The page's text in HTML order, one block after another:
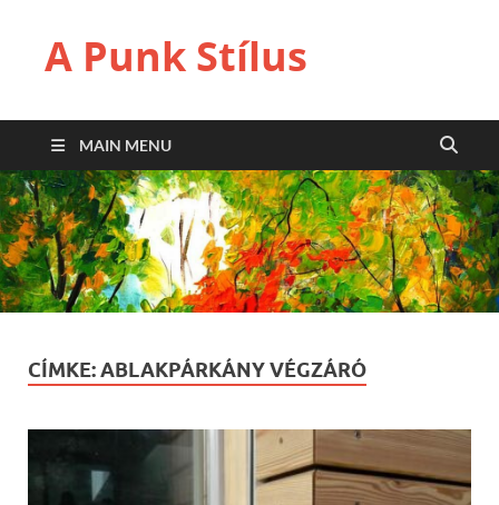
A Punk Stílus
MAIN MENU
CÍMKE:ABLAKPÁRKÁNY VÉGZÁRÓ